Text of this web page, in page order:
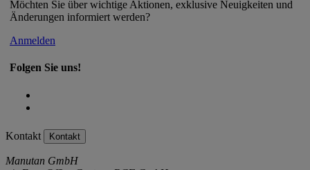
Möchten Sie über wichtige Aktionen, exklusive Neuigkeiten und
Änderungen informiert werden?
Anmelden
Folgen Sie uns!
Kontakt Kontakt
Manutan GmbH